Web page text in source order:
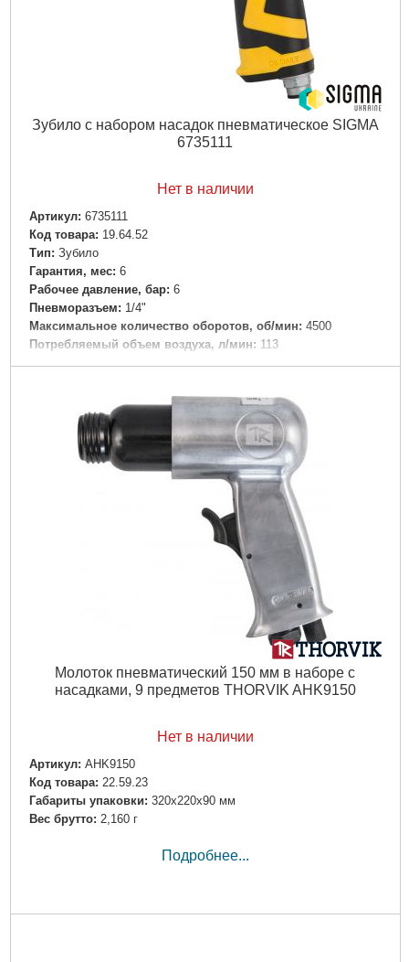
Зубило с набором насадок пневматическое SIGMA
6735111
Нет в наличии
Артикул: 6735111
Код товара: 19.64.52
Tип: Зубило
Гарантия, мес: 6
Рабочее давление, бар: 6
Пневморазъем: 1/4"
Максимальное количество оборотов, об/мин: 4500
Потребляемый объем воздуха, л/мин: 113
Тип упаковки: картонная коробка
Подробнее...
Молоток пневматический 150 мм в наборе с
насадками, 9 предметов THORVIK AHK9150
Нет в наличии
Артикул: AHK9150
Код товара: 22.59.23
Габариты упаковки: 320x220x90 мм
Вес брутто: 2,160 г
Подробнее...